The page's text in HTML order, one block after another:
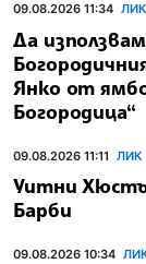
09.08.2026 11:34 ЛИК
Да
Янко от
Богородица“
09.08.2026 11:11 ЛИК
Уитни
Барби
09.08.2026 10:34